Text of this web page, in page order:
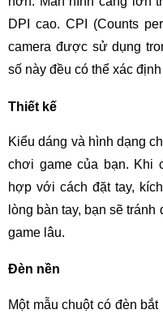
DPI cao. CPI (Counts
camera được sử dụng
số này đều có thể xác
Thiết kế
Kiểu dáng và hình dạng
chơi game của bạn. Khi
hợp với cách đặt tay,
lòng bàn tay, bạn sẽ
game lâu.
Đèn nền
Một mẫu chuột có đèn